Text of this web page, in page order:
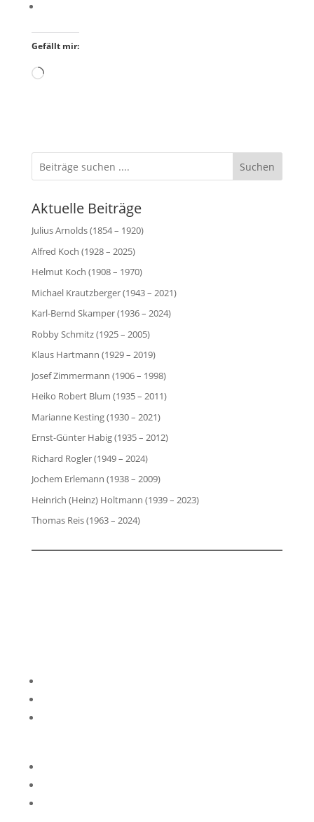
Gefällt mir:
Wird
Suchen
Aktuelle Beiträge
Julius Arnolds (1854 – 1920)
Alfred Koch (1928 – 2025)
Helmut Koch (1908 – 1970)
Michael Krautzberger (1943 – 2021)
Karl-Bernd Skamper (1936 – 2024)
Robby Schmitz (1925 – 2005)
Klaus Hartmann (1929 – 2019)
Josef Zimmermann (1906 – 1998)
Heiko Robert Blum (1935 – 2011)
Marianne Kesting (1930 – 2021)
Ernst-Günter Habig (1935 – 2012)
Richard Rogler (1949 – 2024)
Jochem Erlemann (1938 – 2009)
Heinrich (Heinz) Holtmann (1939 – 2023)
Thomas Reis (1963 – 2024)